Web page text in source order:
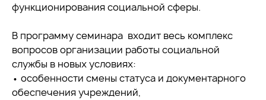
функционирования социальной сферы.
В программу семинара входит весь комплекс
вопросов организации работы социальной
службы в новых условиях:
• особенности смены статуса и документарного
обеспечения учреждений,